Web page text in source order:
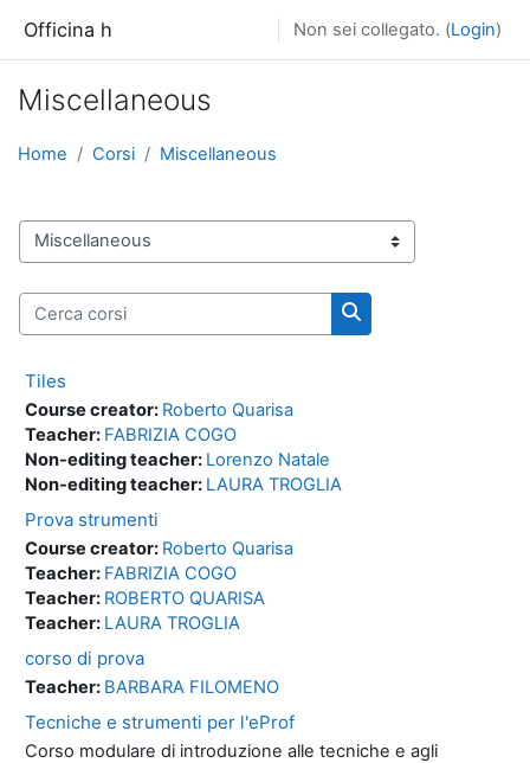
Officina h Non sei collegato. (Login)
Miscellaneous
Home Corsi Miscellaneous
Categorie di corso
Cerca corsi
Cerca corsi
Tiles
Course creator: Roberto Quarisa
Teacher: FABRIZIA COGO
Non-editing teacher: Lorenzo Natale
Non-editing teacher: LAURA TROGLIA
Prova strumenti
Course creator: Roberto Quarisa
Teacher: FABRIZIA COGO
Teacher: ROBERTO QUARISA
Teacher: LAURA TROGLIA
corso di prova
Teacher: BARBARA FILOMENO
Tecniche e strumenti per l'eProf
Corso modulare di introduzione alle tecniche e agli